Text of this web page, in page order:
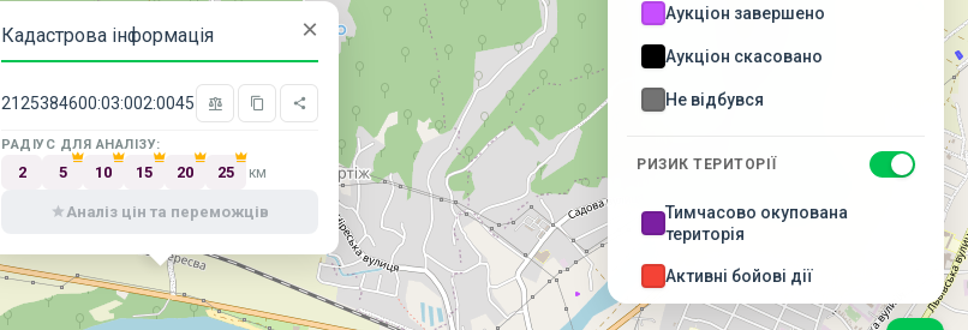
Аукціон завершено
Аукціон скасовано
Не відбувся
РИЗИК ТЕРИТОРІЇ
Тимчасово окупована
територія
Активні бойові дії
Можливі бойові дії
Кадастрова інформація
2125384600:03:002:0045
РАДІУС ДЛЯ АНАЛІЗУ:
2 5 10 15 20 25 км
Аналіз цін та переможців
×